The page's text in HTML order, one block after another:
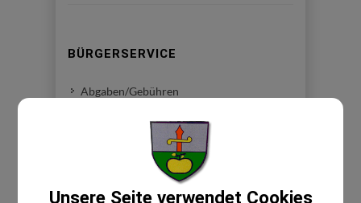
BÜRGERSERVICE
Abgaben/Gebühren
Bekanntgabe-Wasserzählerstand
Trinkwasseruntersuchungen
Unsere Seite verwendet Cookies